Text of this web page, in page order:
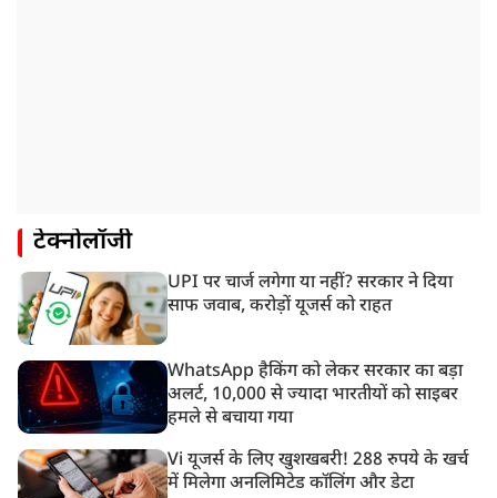
टेक्नोलॉजी
UPI पर चार्ज लगेगा या नहीं? सरकार ने दिया
साफ जवाब, करोड़ों यूजर्स को राहत
WhatsApp हैकिंग को लेकर सरकार का बड़ा
अलर्ट, 10,000 से ज्यादा भारतीयों को साइबर
हमले से बचाया गया
Vi यूजर्स के लिए खुशखबरी! 288 रुपये के खर्च
में मिलेगा अनलिमिटेड कॉलिंग और डेटा